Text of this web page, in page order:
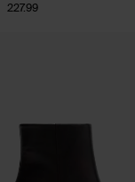
227.99